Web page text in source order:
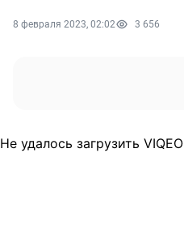
8 февраля 2023, 02:02 3 656
Не удалось загрузить VIQEO